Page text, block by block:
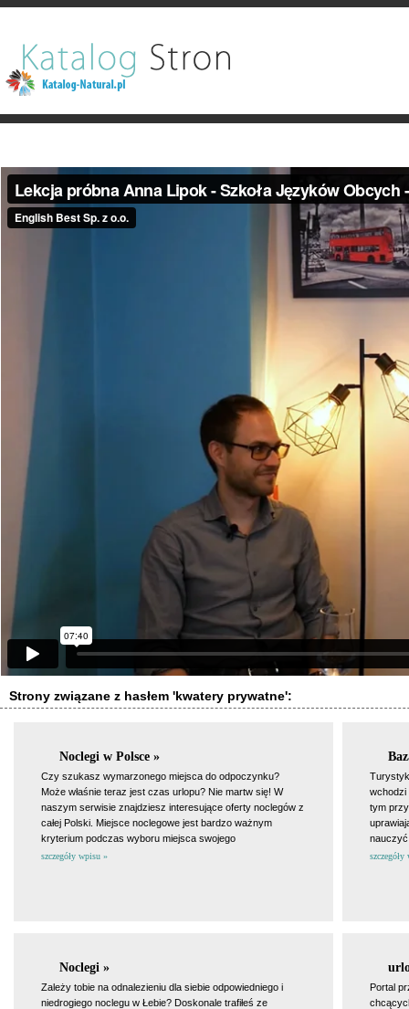
Strony związane z hasłem 'kwatery prywatne':
Noclegi w Polsce »
Czy szukasz wymarzonego miejsca do odpoczynku?
Może właśnie teraz jest czas urlopu? Nie martw się! W
naszym serwisie znajdziesz interesujące oferty noclegów z
całej Polski. Miejsce noclegowe jest bardzo ważnym
kryterium podczas wyboru miejsca swojego
szczegóły wpisu »
wchodzi
tym
nauczyć
Noclegi »
Zależy tobie na odnalezieniu dla siebie odpowiedniego i
niedrogiego noclegu w Łebie? Doskonale trafiłeś ze
Portal